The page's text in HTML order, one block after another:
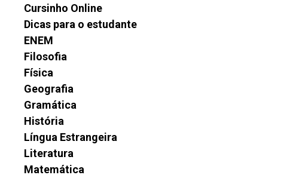
Cursinho Online
Dicas para o estudante
ENEM
Filosofia
Física
Geografia
Gramática
História
Língua Estrangeira
Literatura
Matemática